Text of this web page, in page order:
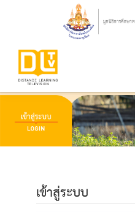
เข้าสู่ระบบ